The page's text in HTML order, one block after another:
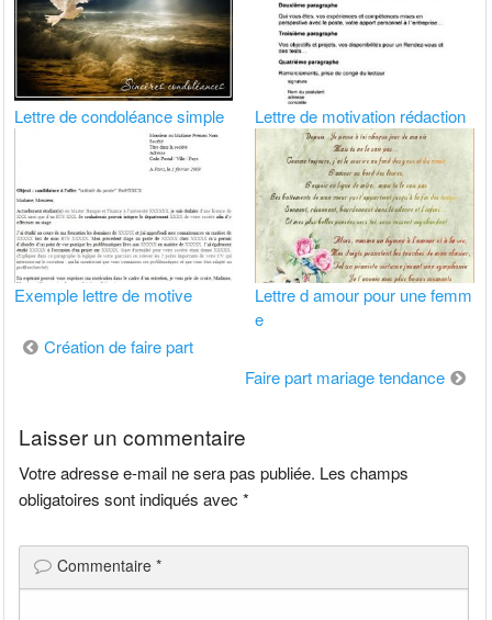
Lettre de condoléance simple Lettre de motivation rédaction
Exemple lettre de motive
Lettre d amour pour une femm
e
Navigation
Création de faire part
Faire part mariage tendance
Laisser un commentaire
Votre adresse e-mail ne sera pas publiée. Les champs
obligatoires sont indiqués avec*
Commentaire*